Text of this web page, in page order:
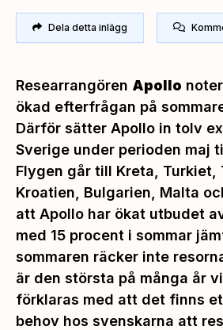
Dela detta inlägg
Researrangören Apollo
ökad efterfrågan på
Därför sätter Apollo in tolv
Sverige under perioden maj
Flygen går till Kreta, Turkiet,
Kroatien, Bulgarien, Malta
att Apollo har ökat utbudet
med 15 procent i sommar
sommaren räcker inte
är den största på många år
förklaras med att det finns
behov hos svenskarna att